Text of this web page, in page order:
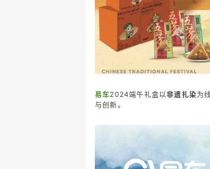
易车2024端午礼盒以非遗扎染为
与创新。